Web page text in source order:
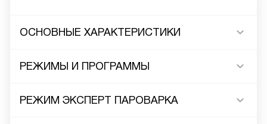
ОСНОВНЫЕ ХАРАКТЕРИСТИКИ
РЕЖИМЫ И ПРОГРАММЫ
РЕЖИМ ЭКСПЕРТ ПАРОВАРКА